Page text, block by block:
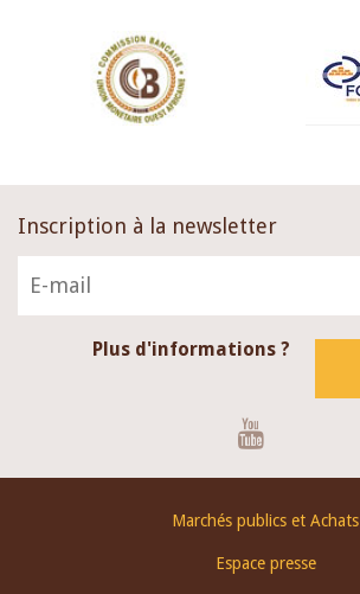
Inscription à la newsletter
Plus d'informations ?
Marchés publics et Achats
Espace presse